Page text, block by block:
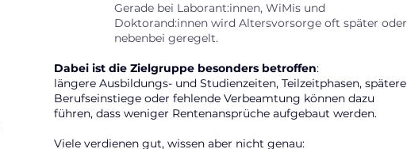
Gerade bei Laborant:innen, WiMis und
Doktorand:innen wird Altersvorsorge oft später oder
nebenbei geregelt.
Dabei ist die Zielgruppe besonders betroffen:
längere Ausbildungs- und Studienzeiten, Teilzeitphasen, spätere
Berufseinstiege oder fehlende Verbeamtung können dazu
führen, dass weniger Rentenansprüche aufgebaut werden.
Viele verdienen gut, wissen aber nicht genau: